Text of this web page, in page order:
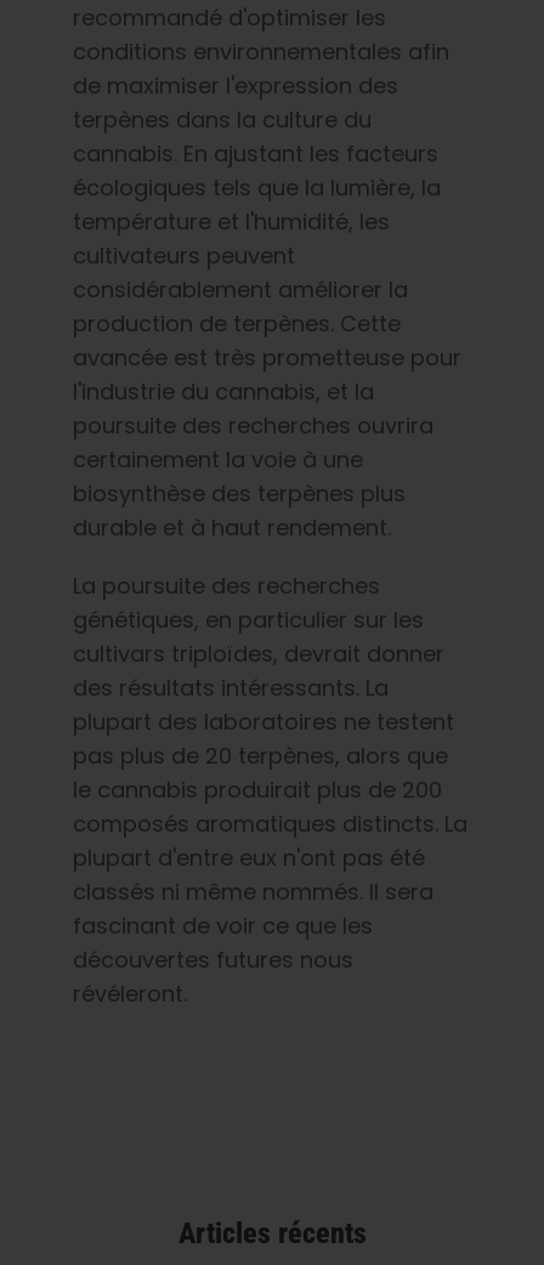
recommandé d'optimiser les
conditions environnementales afin
de maximiser l'expression des
terpènes dans la culture du
cannabis. En ajustant les facteurs
écologiques tels que la lumière, la
température et l'humidité, les
cultivateurs peuvent
considérablement améliorer la
production de terpènes. Cette
avancée est très prometteuse pour
l'industrie du cannabis, et la
poursuite des recherches ouvrira
certainement la voie à une
biosynthèse des terpènes plus
durable et à haut rendement.
La poursuite des recherches
génétiques, en particulier sur les
cultivars triploïdes, devrait donner
des résultats intéressants. La
plupart des laboratoires ne testent
pas plus de 20 terpènes, alors que
le cannabis produirait plus de 200
composés aromatiques distincts. La
plupart d'entre eux n'ont pas été
classés ni même nommés. Il sera
fascinant de voir ce que les
découvertes futures nous
révéleront.
Articles récents